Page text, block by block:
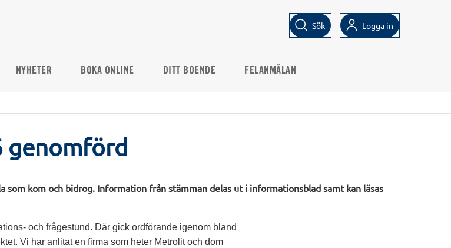
Sök Logga in
NYHETER BOKA ONLINE DITT BOENDE FELANMÄLAN
genomförd
som kom och bidrog. Information från stämman delas ut i informationsblad samt kan läsas
och frågestund. Där gick ordförande igenom bland
Vi har anlitat en firma som heter Metrolit och dom